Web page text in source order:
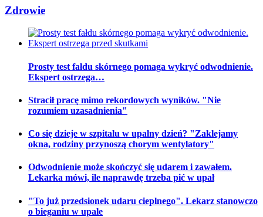
Zdrowie
Prosty test fałdu skórnego pomaga wykryć odwodnienie.
Ekspert ostrzega…
Stracił pracę mimo rekordowych wyników. "Nie
rozumiem uzasadnienia"
Co się dzieje w szpitalu w upalny dzień? "Zaklejamy
okna, rodziny przynoszą chorym wentylatory"
Odwodnienie może skończyć się udarem i zawałem.
Lekarka mówi, ile naprawdę trzeba pić w upał
"To już przedsionek udaru cieplnego". Lekarz stanowczo
o bieganiu w upale